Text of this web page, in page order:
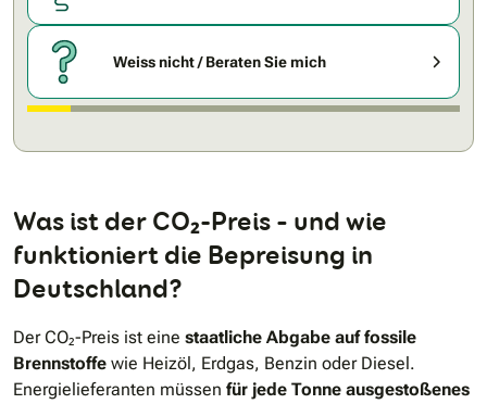
Weiss nicht / Beraten Sie mich
Was ist der CO₂-Preis – und wie
funktioniert die Bepreisung in
Deutschland?
Der CO₂-Preis ist eine staatliche Abgabe auf fossile
Brennstoffe wie Heizöl, Erdgas, Benzin oder Diesel.
Energielieferanten müssen für jede Tonne ausgestoßenes